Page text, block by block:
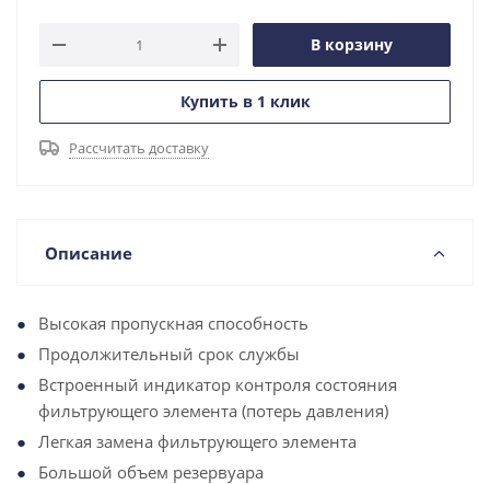
В корзину
Купить в 1 клик
Рассчитать доставку
Описание
Высокая пропускная способность
Продолжительный срок службы
Встроенный индикатор контроля состояния
фильтрующего элемента (потерь давления)
Легкая замена фильтрующего элемента
Большой объем резервуара